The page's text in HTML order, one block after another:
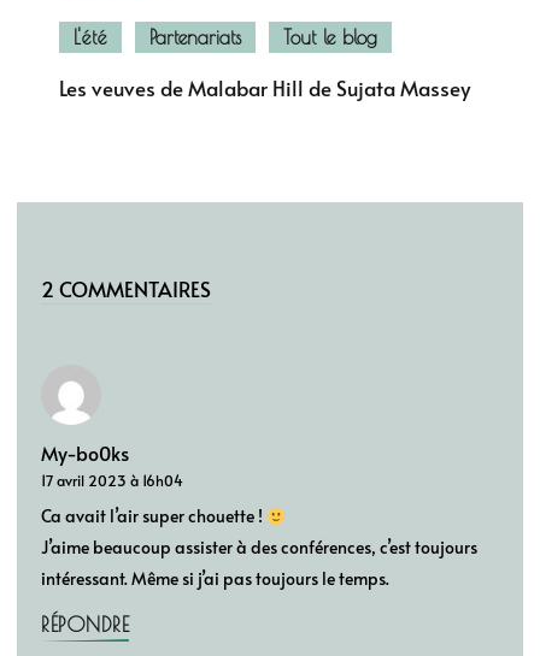
L'été Partenariats Tout le blog
Les veuves de Malabar Hill de Sujata Massey
2 COMMENTAIRES
My-bo0ks
17 avril 2023 à 16h04
Ca avait l’air super chouette !
J’aime beaucoup assister à des conférences, c’est toujours
intéressant. Même si j’ai pas toujours le temps.
RÉPONDRE